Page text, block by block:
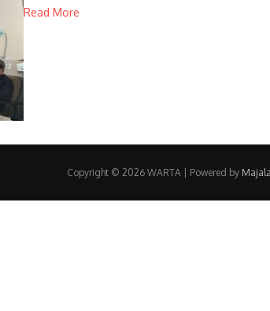
Read More
Copyright © 2026 WARTA | Powered by